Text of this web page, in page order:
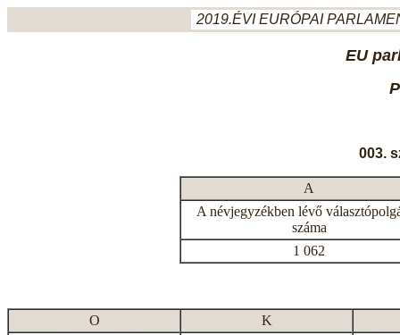
2019.ÉVI EURÓPAI
EU
003.
A
A névjegyzékben lévő
száma
1 062
O
K